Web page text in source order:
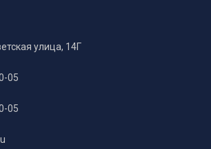
улица, 14Г
05
05